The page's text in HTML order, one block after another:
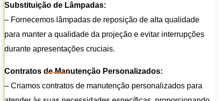
Substituição de Lâmpadas:
– Fornecemos lâmpadas de reposição de alta qualidade
para manter a qualidade da projeção e evitar interrupções
durante apresentações cruciais.
Contratos de Manutenção Personalizados:
– Criamos contratos de manutenção personalizados para